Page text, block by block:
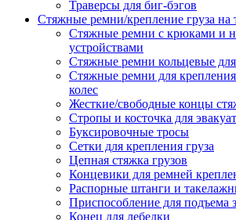
Траверсы для биг-бэгов
Стяжные ремни/крепление груза на
Стяжные ремни с крюками и
устройствами
Стяжные ремни кольцевые для
Стяжные ремни для
колес
Жесткие/свободные концы
Стропы и косточка для
Буксировочные тросы
Сетки для крепления груза
Цепная стяжка грузов
Концевики для ремней
Распорные штанги и
Приспособление для подъема
Конец для лебедки